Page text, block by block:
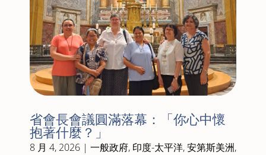
省會長會議圓滿落幕：「你心中懷
抱著什麼？」
8 月 4, 2026| 一般政府, 印度-太平洋,安第斯美洲,